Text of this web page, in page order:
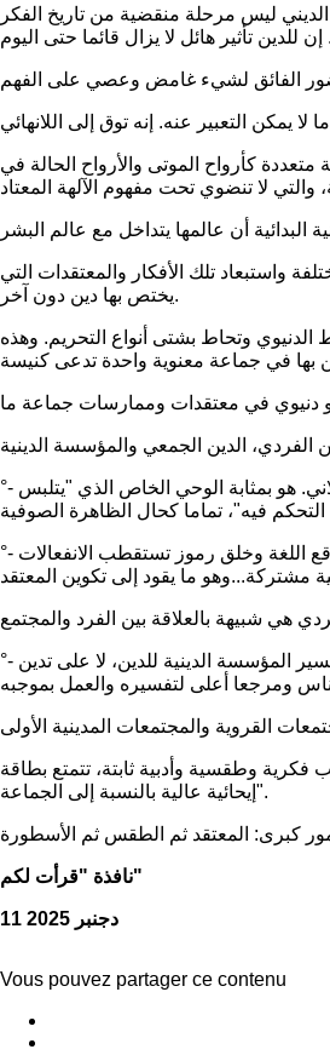
ليس مرحلة منقضية من تاريخ الفكر
متعددة كأرواح الموتى والأرواح الحالة في
واستبعاد تلك الأفكار والمعتقدات التي
يختص بها دين دون آخر.
وتحاط بشتى أنواع التحريم. وهذه
°- الدين الفردي وهو "قاع الظاهرة الدينية"، ويتمثل في الخبرة الفردية التي يعاينها الإنسان في أعماق نفسه بمعزل عن الآخرين. هو تصور بدائي، سابق على أي تصور عقلاني. هو بمثابة الوحي الخاص الذي "يتلبس
°- الدين الجمعي وهي الحالة التي بموجبها "تتخذ الظاهرة الدينية سمتها الجمعية عندما يأخذ الأفراد بنقل خبراتهم المنعزلة إلى بعضهم بعضا...وذلك باستخدام مجازات من واقع اللغة وخلق رموز تستقطب الانفعالات
°- المؤسسة الدينية وتحيل على ضرورة توضيح أن عبارة "الدين أفيون الشعوب" التي أطلقها كارل ماركس لا تنصب على الدين، بل على المؤسسة الدينية. إنها تنصب على "تفسير المؤسسة الدينية للدين، لا على تدين
فكرية وطقسية وأدبية ثابتة، تتمتع بطاقة
إيحائية عالية بالنسبة إلى الجماعة".
نافذة "قرأت لكم"
11 دجنبر 2025
Vous pouvez partager ce contenu